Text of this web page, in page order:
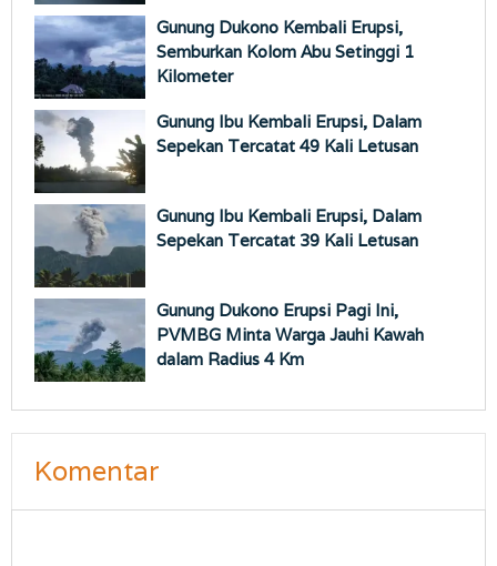
Gunung Dukono Kembali Erupsi,
Semburkan Kolom Abu Setinggi 1
Kilometer
Gunung Ibu Kembali Erupsi, Dalam
Sepekan Tercatat 49 Kali Letusan
Gunung Ibu Kembali Erupsi, Dalam
Sepekan Tercatat 39 Kali Letusan
Gunung Dukono Erupsi Pagi Ini,
PVMBG Minta Warga Jauhi Kawah
dalam Radius 4 Km
Komentar